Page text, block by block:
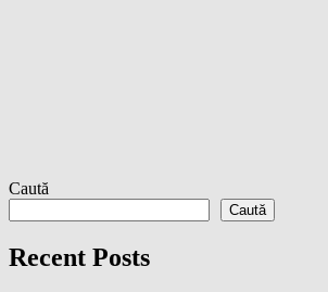
Caută
Caută
Recent Posts